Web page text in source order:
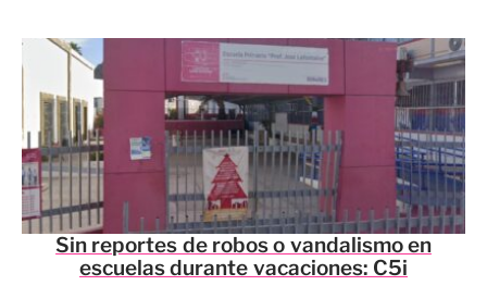
Sin reportes de robos o vandalismo en
escuelas durante vacaciones: C5i